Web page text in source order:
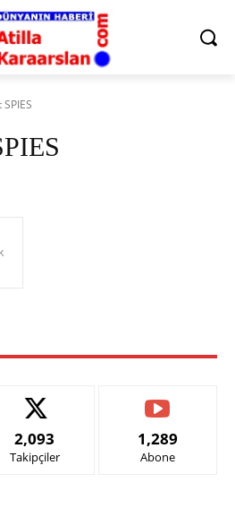
2,093
Takipçiler
1,289
Abone